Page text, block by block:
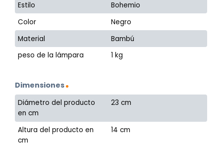
Estilo
Bohemio
Color
Negro
Material
Bambú
peso de la lámpara
1 kg
Dimensiones
Diámetro del producto
en cm
23 cm
Altura del producto en
cm
14 cm